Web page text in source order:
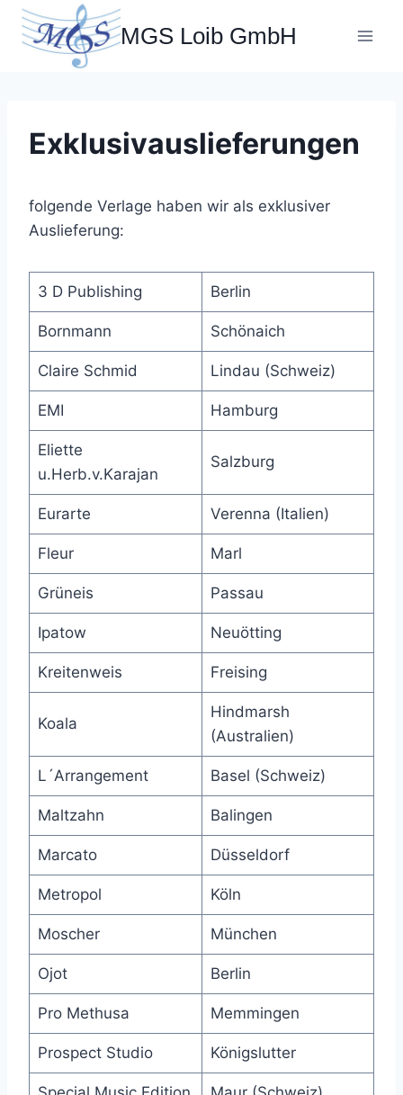
Zum
Inhalt
springen
MGS Loib GmbH
Exklusivauslieferungen
folgende Verlage haben wir als exklusiver
Auslieferung:
3 D Publishing Berlin
Bornmann Schönaich
Claire Schmid Lindau (Schweiz)
EMI Hamburg
Eliette
u.Herb.v.Karajan
Salzburg
Eurarte Verenna (Italien)
Fleur Marl
Grüneis Passau
Ipatow Neuötting
Kreitenweis Freising
Koala
Hindmarsh
(Australien)
L´Arrangement Basel (Schweiz)
Maltzahn Balingen
Marcato Düsseldorf
Metropol Köln
Moscher München
Ojot Berlin
Pro Methusa Memmingen
Prospect Studio Königslutter